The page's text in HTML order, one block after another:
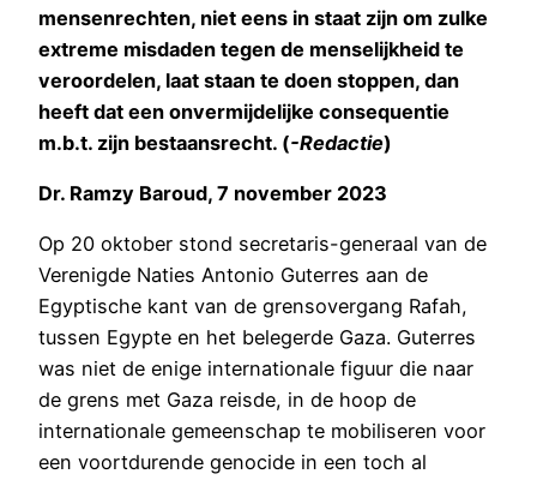
mensenrechten, niet eens in staat zijn om zulke
extreme misdaden tegen de menselijkheid te
veroordelen, laat staan te doen stoppen, dan
heeft dat een onvermijdelijke consequentie
m.b.t. zijn bestaansrecht. (-Redactie)
Dr. Ramzy Baroud, 7 november 2023
Op 20 oktober stond secretaris-generaal van de
Verenigde Naties Antonio Guterres aan de
Egyptische kant van de grensovergang Rafah,
tussen Egypte en het belegerde Gaza. Guterres
was niet de enige internationale figuur die naar
de grens met Gaza reisde, in de hoop de
internationale gemeenschap te mobiliseren voor
een voortdurende genocide in een toch al